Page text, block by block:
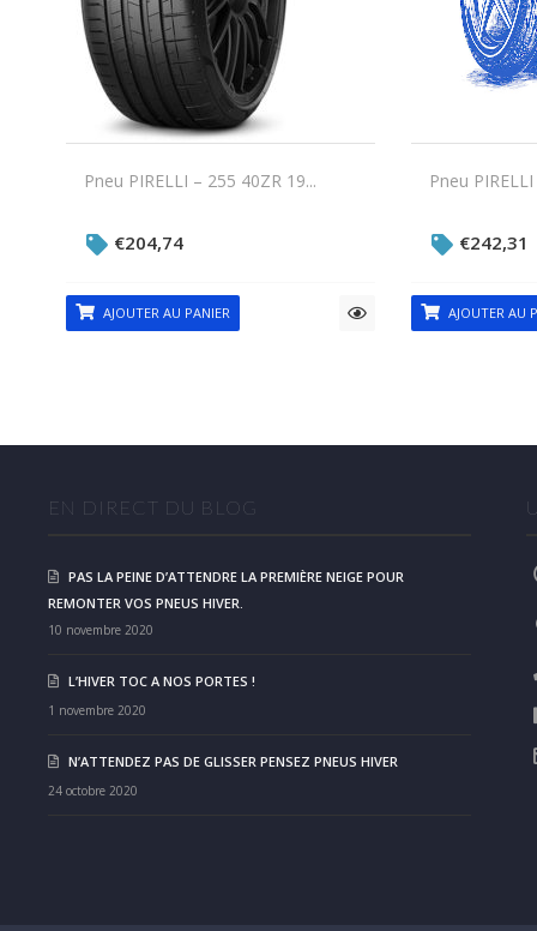
Pneu PIRELLI – 255 40ZR 19...
€204,74
AJOUTER AU PANIER
Pneu
€242,31
AJOUTER AU
EN DIRECT DU BLOG
PAS LA PEINE D’ATTENDRE LA PREMIÈRE NEIGE POUR
REMONTER VOS PNEUS HIVER.
10 novembre 2020
L’HIVER TOC A NOS PORTES !
1 novembre 2020
N’ATTENDEZ PAS DE GLISSER PENSEZ PNEUS HIVER
24 octobre 2020